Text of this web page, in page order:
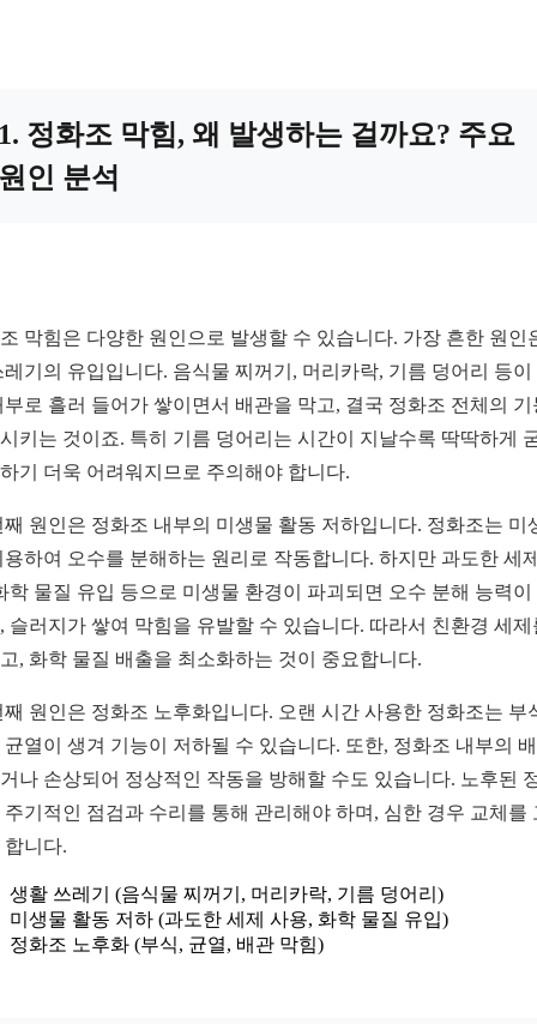
정화조 막힘, 왜 발생하는 걸까요? 주요
인 분석
막힘은 다양한 원인으로 발생할 수 있습니다. 가장 흔한 원인
레기의 유입입니다. 음식물 찌꺼기, 머리카락, 기름 덩어리 등이
부로 흘러 들어가 쌓이면서 배관을 막고, 결국 정화조 전체의 기
키는 것이죠. 특히 기름 덩어리는 시간이 지날수록 딱딱하게
기 더욱 어려워지므로 주의해야 합니다.
째 원인은 정화조 내부의 미생물 활동 저하입니다. 정화조는 미
용하여 오수를 분해하는 원리로 작동합니다. 하지만 과도한 세
학 물질 유입 등으로 미생물 환경이 파괴되면 오수 분해 능력이
슬러지가 쌓여 막힘을 유발할 수 있습니다. 따라서 친환경 세제
, 화학 물질 배출을 최소화하는 것이 중요합니다.
째 원인은 정화조 노후화입니다. 오랜 시간 사용한 정화조는 부
균열이 생겨 기능이 저하될 수 있습니다. 또한, 정화조 내부의
나 손상되어 정상적인 작동을 방해할 수도 있습니다. 노후된
주기적인 점검과 수리를 통해 관리해야 하며, 심한 경우 교체를
합니다.
생활 쓰레기 (음식물 찌꺼기, 머리카락, 기름 덩어리)
미생물 활동 저하 (과도한 세제 사용, 화학 물질 유입)
정화조 노후화 (부식, 균열, 배관 막힘)